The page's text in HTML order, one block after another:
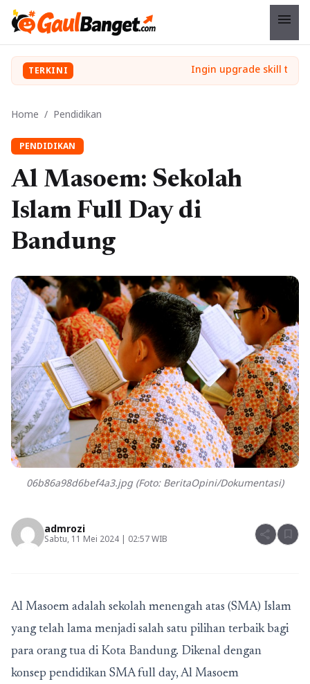
menu
TERKINI
Home / Pendidikan
PENDIDIKAN
Al Masoem: Sekolah
Islam Full Day di
Bandung
06b86a98d6bef4a3.jpg (Foto: BeritaOpini/Dokumentasi)
admrozi
Sabtu, 11 Mei 2024 | 02:57 WIB share bookmark
Al Masoem adalah sekolah menengah atas (SMA) Islam
yang telah lama menjadi salah satu pilihan terbaik bagi
para orang tua di Kota Bandung. Dikenal dengan
konsep pendidikan SMA full day, Al Masoem